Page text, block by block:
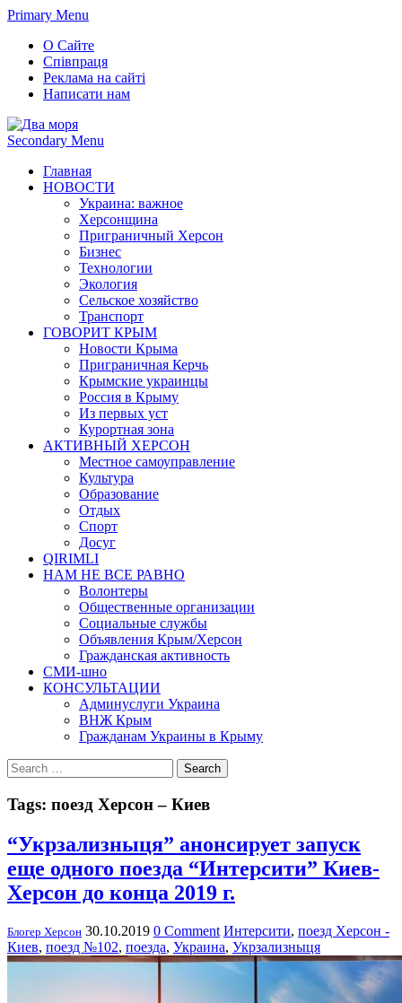
Primary Menu
О Сайте
Співпраця
Реклама на сайті
Написати нам
Secondary Menu
Главная
НОВОСТИ
Украина: важное
Херсонщина
Приграничный Херсон
Бизнес
Технологии
Экология
Сельское хозяйство
Транспорт
ГОВОРИТ КРЫМ
Новости Крыма
Приграничная Керчь
Крымские украинцы
Россия в Крыму
Из первых уст
Курортная зона
АКТИВНЫЙ ХЕРСОН
Местное самоуправление
Культура
Образование
Отдых
Спорт
Досуг
QIRIMLI
НАМ НЕ ВСЕ РАВНО
Волонтеры
Общественные организации
Социальные службы
Объявления Крым/Херсон
Гражданская активность
СМИ-шно
КОНСУЛЬТАЦИИ
Админуслуги Украина
ВНЖ Крым
Гражданам Украины в Крыму
Search
Tags: поезд Херсон – Киев
“Укрзализныця” анонсирует запуск
еще одного поезда “Интерсити” Киев-
Херсон до конца 2019 г.
Блогер Херсон 30.10.2019 0 Comment Интерсити, поезд Херсон -
Киев, поезд №102, поезда, Украина, Укрзализныця